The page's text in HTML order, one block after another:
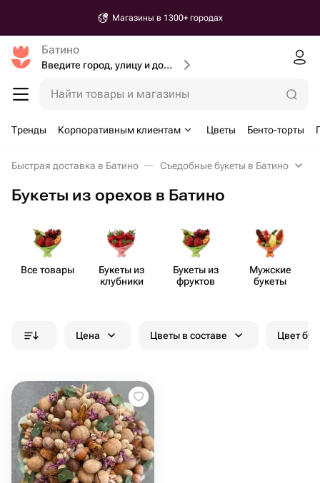
Магазины в 1300+ городах
Батино
Введите город, улицу и дом доставки
Найти товары и магазины
Тренды Корпоративным клиентам Цветы Бенто-торты
Быстрая доставка в Батино Съедобные букеты в Батино
Букеты из орехов в Батино
Все товары
Букеты из
клубники
Букеты из
фруктов
Мужские
букеты
Цена Цветы в составе Цвет